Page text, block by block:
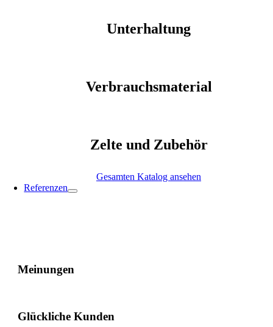
Unterhaltung
Verbrauchsmaterial
Zelte und Zubehör
Gesamten Katalog ansehen
Referenzen
Meinungen
Glückliche Kunden